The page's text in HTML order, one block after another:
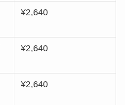
¥2,640
¥2,640
¥2,640